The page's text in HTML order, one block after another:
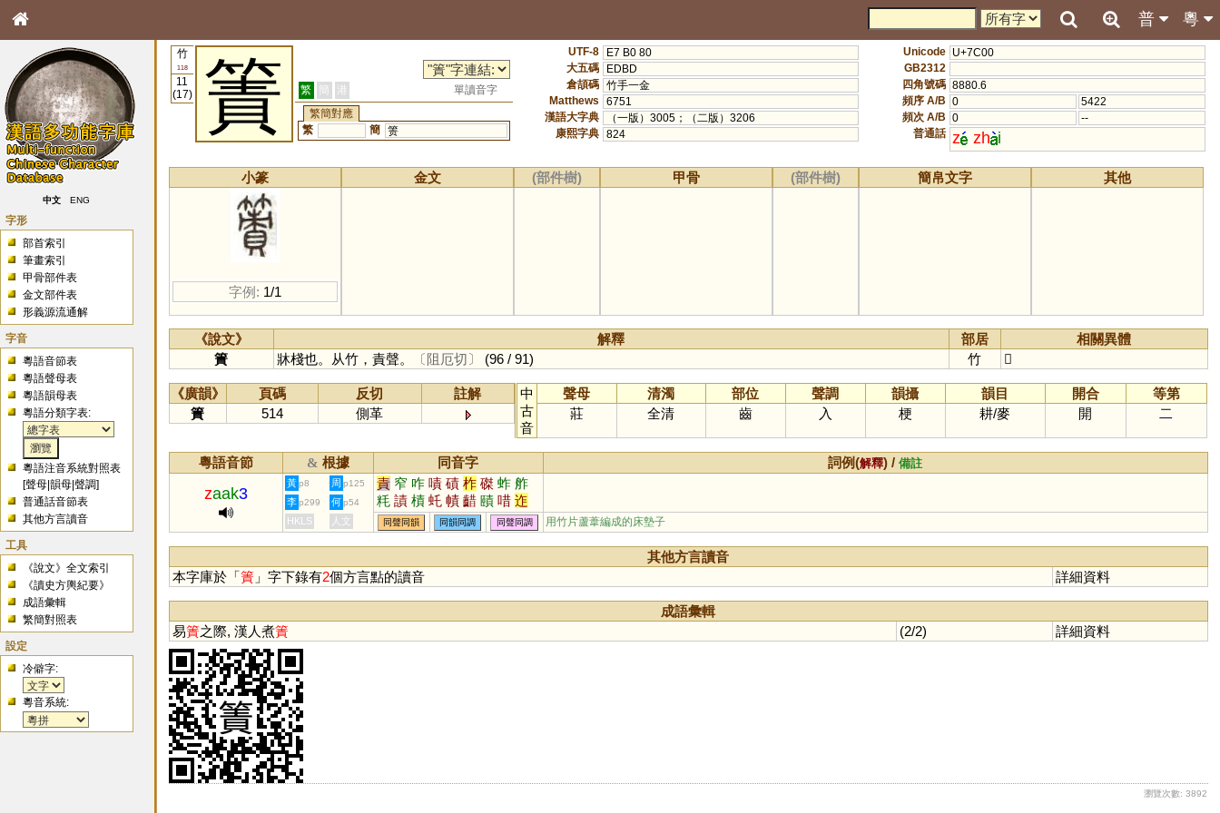
粵
普
中文 ENG
字形
部首索引
筆畫索引
甲骨部件表
金文部件表
形義源流通解
字音
粵語音節表
粵語聲母表
粵語韻母表
粵語分類字表:
粵語注音系統對照表
[聲母 |韻母 |聲調]
普通話音節表
其他方言讀音
工具
《說文》全文索引
《讀史方輿紀要》
成語彙輯
繁簡對照表
設定
冷僻字:
粵音系統:
竹
118
11
(17)
簀 繁 簡 港
單讀音字
繁簡對應
繁
簡 箦
UTF-8
E7 B0 80
大五碼
EDBD
倉頡碼 竹手一金
Matthews
6751
漢語大字典
（一版）3005；（二版）3206
康熙字典 824
Unicode U+7C00
GB2312
四角號碼 8880.6
頻序 A/B 0
5422
頻次 A/B 0
--
普通話 z zh i
小篆
字例: 1/1
金文 (部件樹) 甲骨 (部件樹) 簡帛文字 其他
《說文》 解釋 部居
相關異體
簀
牀棧也。从竹，責聲。 〔阻厄切〕 (96 / 91) 竹 𥴹
《廣韻》 頁碼 反切
註解
簀
514 側革
中
古
音
聲母 清濁 部位 聲調 韻攝 韻目 開合
等第
莊
全清 齒 入 梗 耕/麥 開 二
粵語音節 & 根據 同音字 詞例(解釋) /備註
zaak3
黃 p8 周 p125 責 窄 咋 嘖 磧 柞 磔 蚱 舴
粍 謮 樍 虴 幘 齰 賾 唶 迮
矺 岝 笮
李 p299 何 p54
HKLS 人文 同聲同韻 同韻同調 同聲同調 用竹片蘆葦編成的床墊子
其他方言讀音
本字庫於「簀 」字下錄有2個方言點的讀音 詳細資料
成語彙輯
易簀之際, 漢人煮簀 (2/2) 詳細資料
瀏覽次數: 3892